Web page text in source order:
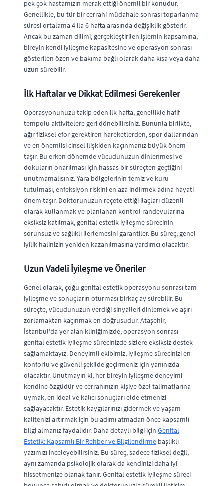
pek çok hastamızın merak ettiği önemli bir konudur.
Genellikle, bu tür bir cerrahi müdahale sonrası toparlanma
süresi ortalama 4 ila 6 hafta arasında değişiklik gösterir.
Ancak bu zaman dilimi, gerçekleştirilen işlemin kapsamına,
bireyin kendi iyileşme kapasitesine ve operasyon sonrası
gösterilen özen ve bakıma bağlı olarak daha kısa veya daha
uzun sürebilir.
İlk Haftalar ve Dikkat Edilmesi Gerekenler
Operasyonunuzu takip eden ilk hafta, genellikle hafif
tempolu aktivitelere geri dönebilirsiniz. Bununla birlikte,
ağır fiziksel efor gerektiren hareketlerden, spor dallarından
ve en önemlisi cinsel ilişkiden kaçınmanız büyük önem
taşır. Bu erken dönemde vücudunuzun dinlenmesi ve
dokuların onarılması için hassas bir süreçten geçtiğini
unutmamalısınız. Yara bölgelerinin temiz ve kuru
tutulması, enfeksiyon riskini en aza indirmek adına hayati
önem taşır. Doktorunuzun reçete ettiği ilaçları düzenli
olarak kullanmak ve planlanan kontrol randevularına
eksiksiz katılmak, genital estetik iyileşme sürecinin
sorunsuz ve sağlıklı ilerlemesini garantiler. Bu süreç, genel
iyilik halinizin yeniden kazanılmasına yardımcı olacaktır.
Uzun Vadeli İyileşme ve Öneriler
Genel olarak, çoğu genital estetik operasyonu sonrası tam
iyileşme ve sonuçların oturması birkaç ay sürebilir. Bu
süreçte, vücudunuzun verdiği sinyalleri dinlemek ve aşırı
zorlamaktan kaçınmak en doğrusudur. Ataşehir,
İstanbul'da yer alan kliniğimizde, operasyon sonrası
genital estetik iyileşme sürecinizde sizlere eksiksiz destek
sağlamaktayız. Deneyimli ekibimiz, iyileşme sürecinizi en
konforlu ve güvenli şekilde geçirmeniz için yanınızda
olacaktır. Unutmayın ki, her bireyin iyileşme deneyimi
kendine özgüdür ve cerrahınızın kişiye özel talimatlarına
uymak, en ideal ve kalıcı sonuçları elde etmenizi
sağlayacaktır. Estetik kaygılarınızı gidermek ve yaşam
kalitenizi artırmak için bu adımı atmadan önce kapsamlı
bilgi almanız faydalıdır. Daha detaylı bilgi için Genital
Estetik: Kapsamlı Bir Rehber ve Bilgilendirme başlıklı
yazımızı inceleyebilirsiniz. Bu süreç, sadece fiziksel değil,
aynı zamanda psikolojik olarak da kendinizi daha iyi
hissetmenize olanak tanır. Genital estetik iyileşme süreci